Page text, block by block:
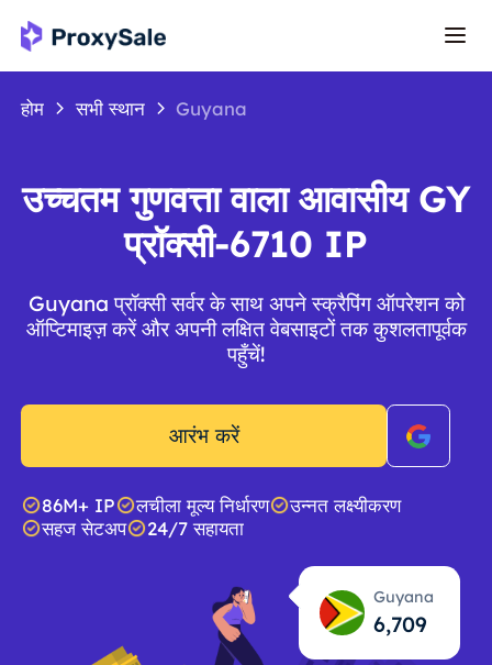
होम सभी स्थान Guyana
उच्चतम गुणवत्ता वाला आवासीय GY
प्रॉक्सी-6710 IP
Guyana प्रॉक्सी सर्वर के साथ अपने स्क्रैपिंग ऑपरेशन को
ऑप्टिमाइज़ करें और अपनी लक्षित वेबसाइटों तक कुशलतापूर्वक
पहुँचें!
आरंभ करें
86M+ IP लचीला मूल्य निर्धारण
उन्नत लक्ष्यीकरण
सहज सेटअप
24/7 सहायता
Guyana
6,710